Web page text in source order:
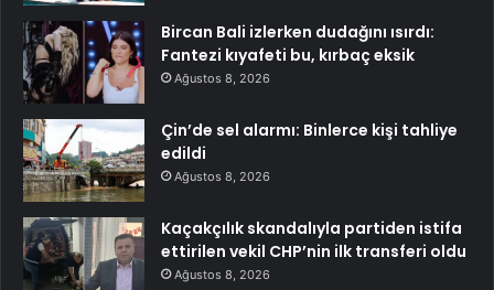
Bircan Bali izlerken dudağını ısırdı:
Fantezi kıyafeti bu, kırbaç eksik
Ağustos 8, 2026
Çin’de sel alarmı: Binlerce kişi tahliye
edildi
Ağustos 8, 2026
Kaçakçılık skandalıyla partiden istifa
ettirilen vekil CHP’nin ilk transferi oldu
Ağustos 8, 2026